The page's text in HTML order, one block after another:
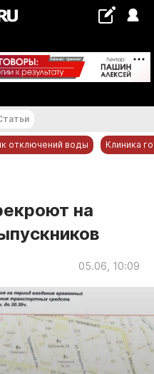
°С
отключений воды Клиника
на
05.06, 10:09